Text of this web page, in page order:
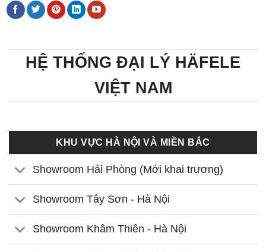
HỆ THỐNG ĐẠI LÝ HÄFELE
VIỆT NAM
KHU VỰC HÀ NỘI VÀ MIỀN BẮC
Showroom Hải Phòng (Mới khai trương)
Showroom Tây Sơn - Hà Nội
Showroom Khâm Thiên - Hà Nội